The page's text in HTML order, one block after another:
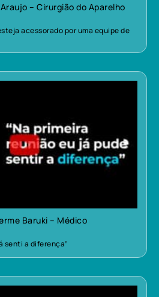
– Cirurgião do Aparelho
acessorado por uma equipe de
Baruki – Médico
senti a diferença”